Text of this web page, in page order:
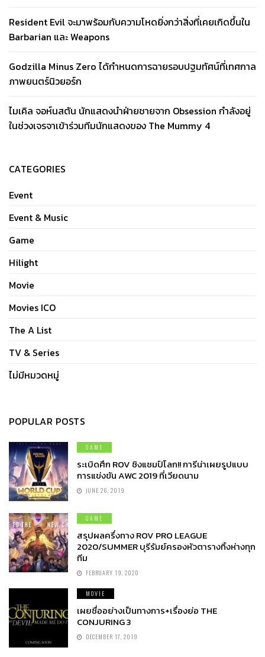
Resident Evil จะมาพร้อมกับความโหดยิ่งกว่าสิ่งที่เคยเกิดขึ้นใน
Barbarian และ Weapons
Godzilla Minus Zero ได้กำหนดการฉายรอบปฐมทัศน์ที่เทศกาล
ภาพยนตร์นิวยอร์ก
ไมเคิล จอห์นสตัน นักแสดงนำฝ่ายชายจาก Obsession กำลังอยู่
ในช่วงเจรจาเข้าร่วมทีมนักแสดงของ The Mummy 4
CATEGORIES
Event
Event & Music
Game
Hilight
Movie
Movies ICO
The A List
TV & Series
ไม่มีหมวดหมู่
POPULAR POSTS
GAME
ระเบิดศึก ROV ชิงแชมป์โลก!! การีน่าเผยรูปแบบ
การแข่งขัน AWC 2019 ที่เวียดนาม
JUNE 26, 2019
GAME
สรุปผลครึ่งทาง ROV PRO LEAGUE
2020/SUMMER บุรีรัมย์ครองหัวตารางทิ้งห่างทุก
ทีม
FEBRUARY 19, 2020
MOVIE
เผยชื่ออย่างเป็นทางการ+เรื่องย่อ THE
CONJURING 3
DECEMBER 17, 2019